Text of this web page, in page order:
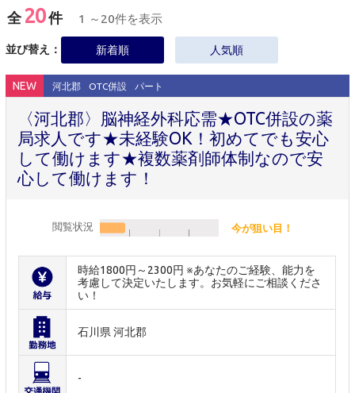
全20件 1 ～20件を表示
並び替え： 新着順 人気順
NEW 河北郡 OTC併設 パート
〈河北郡〉脳神経外科応需★OTC併設の薬
局求人です★未経験OK！初めてでも安心
して働けます★複数薬剤師体制なので安
心して働けます！
閲覧状況 今が狙い目！
時給1800円～2300円 ※あなたのご経験、能力を
考慮して決定いたします。お気軽にご相談くださ
い！
石川県 河北郡
-